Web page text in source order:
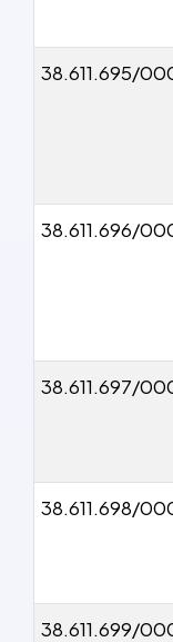
38.611.695/
38.611.696/
38.611.697/
38.611.698/
38.611.699/